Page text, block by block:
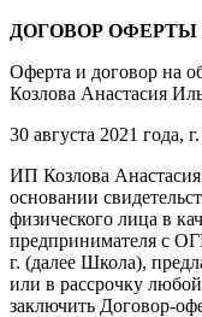
ДОГОВОР ОФЕРТЫ
Оферта и договор на
Козлова Анастасия
30 августа 2021 года,
ИП Козлова
основании
физического лица в
предпринимателя с
г. (далее Школа),
или в рассрочку
заключить Договор-